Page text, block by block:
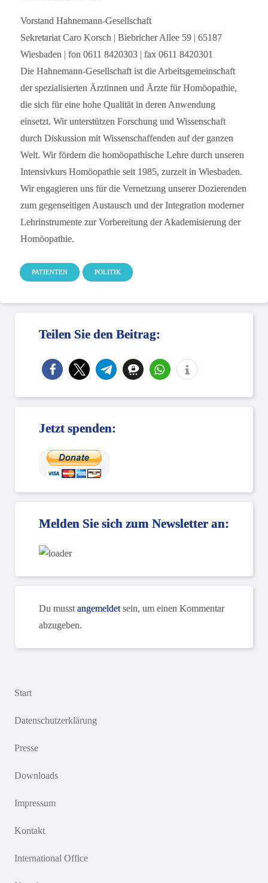
Vorstand Hahnemann-Gesellschaft
Sekretariat Caro Korsch | Biebricher Allee 59 | 65187
Wiesbaden | fon 0611 8420303 | fax 0611 8420301
Die Hahnemann-Gesellschaft ist die Arbeitsgemeinschaft
der spezialisierten Ärztinnen und Ärzte für Homöopathie,
die sich für eine hohe Qualität in deren Anwendung
einsetzt. Wir unterstützen Forschung und Wissenschaft
durch Diskussion mit Wissenschaffenden auf der ganzen
Welt. Wir fördern die homöopathische Lehre durch unseren
Intensivkurs Homöopathie seit 1985, zurzeit in Wiesbaden.
Wir engagieren uns für die Vernetzung unserer Dozierenden
zum gegenseitigen Austausch und der Integration moderner
Lehrinstrumente zur Vorbereitung der Akademisierung der
Homöopathie.
PATIENTEN POLITIK
Teilen Sie den Beitrag:
Jetzt spenden:
Melden Sie sich zum Newsletter an:
Du musst angemeldetsein, um einen Kommentar
abzugeben.
Start
Datenschutzerklärung
Presse
Downloads
Impressum
Kontakt
International Office